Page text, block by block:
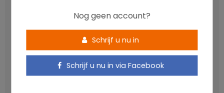
Nog geen account?
Schrijf u nu in
Schrijf u nu in via Facebook